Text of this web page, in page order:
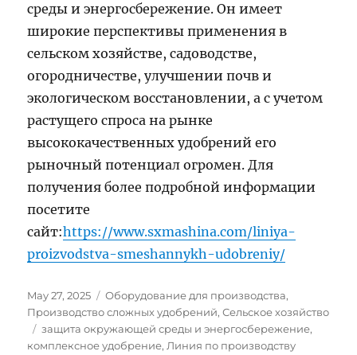
среды и энергосбережение. Он имеет
широкие перспективы применения в
сельском хозяйстве, садоводстве,
огородничестве, улучшении почв и
экологическом восстановлении, а с учетом
растущего спроса на рынке
высококачественных удобрений его
рыночный потенциал огромен. Для
получения более подробной информации
посетите
сайт:https://www.sxmashina.com/liniya-
proizvodstva-smeshannykh-udobreniy/
Posted
on
May 27, 2025 Categories
Оборудование для производства,
Производство сложных удобрений,Сельское хозяйство
Tags
защита окружающей среды и энергосбережение,
комплексное удобрение, Линия по производству